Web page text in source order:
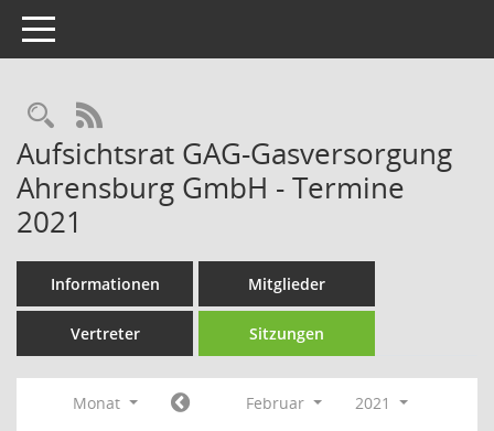
Toggle navigation
Rechercheauswahl
RSS-Feed
Aufsichtsrat GAG-Gasversorgung
Ahrensburg GmbH - Termine
2021
Informationen Mitglieder
Vertreter Sitzungen
Monat Februar
2021